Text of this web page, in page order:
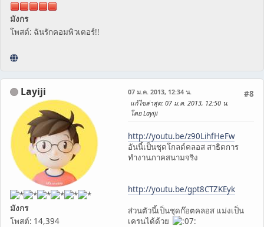
มังกร
โพสต์: ฉันรักคอมพิวเตอร์!!
Layiji
มังกร
โพสต์: 14,394
#8
07 ม.ค. 2013, 12:34 น.
แก้ไขล่าสุด: 07 ม.ค. 2013, 12:50 น.
โดย Layiji
http://youtu.be/z90LihfHeFw
อันนี้เป็นชุดโกลด์คลอส สาธิตการ
ทำงานภาคสนามจริง
http://youtu.be/gpt8CTZKEyk
ส่วนตัวนี้เป็นชุดก๊อตคลอส แม่งเป็น
เครนได้ด้วย